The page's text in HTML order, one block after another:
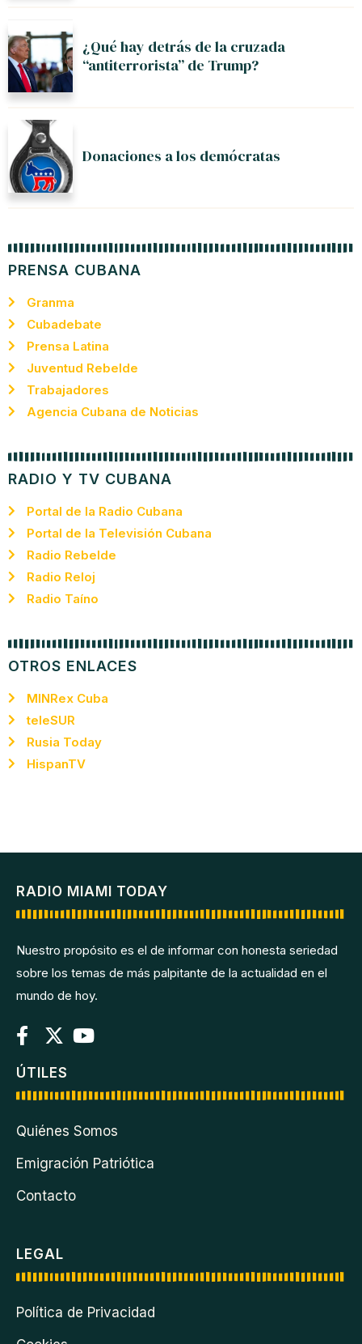
¿Qué hay detrás de la cruzada
“antiterrorista” de Trump?
Donaciones a los demócratas
PRENSA CUBANA
Granma
Cubadebate
Prensa Latina
Juventud Rebelde
Trabajadores
Agencia Cubana de Noticias
RADIO Y TV CUBANA
Portal de la Radio Cubana
Portal de la Televisión Cubana
Radio Rebelde
Radio Reloj
Radio Taíno
OTROS ENLACES
MINRex Cuba
teleSUR
Rusia Today
HispanTV
RADIO MIAMI TODAY
Nuestro propósito es el de informar con honesta seriedad
sobre los temas de más palpitante de la actualidad en el
mundo de hoy.
ÚTILES
Quiénes Somos
Emigración Patriótica
Contacto
LEGAL
Política de Privacidad